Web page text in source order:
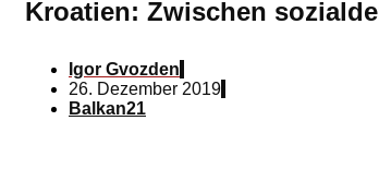
Kroatien: Zwischen
Igor Gvozden
26. Dezember 2019
Balkan21